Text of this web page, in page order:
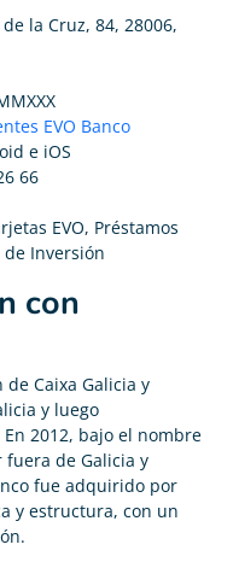
la Cruz, 84, 28006,
EVO Banco
e iOS
66
EVO, Préstamos
de Inversión
con
de Caixa Galicia y
y luego
2012, bajo el nombre
fuera de Galicia y
fue adquirido por
y estructura, con un